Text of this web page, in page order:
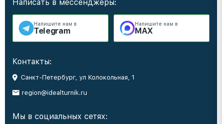
Написать в мессенджеры:
Напишите нам в
Telegram
Напишите нам в
MAX
Контакты:
Санкт-Петербург, ул Колокольная, 1
region@idealturnik.ru
Мы в социальных сетях: